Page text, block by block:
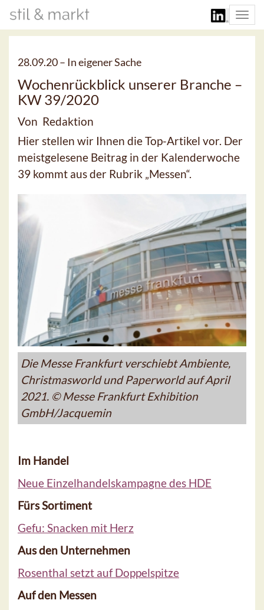
28.09.20 – In eigener Sache
Wochenrückblick unserer Branche –
KW 39/2020
Von Redaktion
Hier stellen wir Ihnen die Top-Artikel vor. Der
meistgelesene Beitrag in der Kalenderwoche
39 kommt aus der Rubrik „Messen“.
Die Messe Frankfurt verschiebt Ambiente,
Christmasworld und Paperworld auf April
2021. © Messe Frankfurt Exhibition
GmbH/Jacquemin
Im Handel
Neue Einzelhandelskampagne des HDE
Fürs Sortiment
Gefu: Snacken mit Herz
Aus den Unternehmen
Rosenthal setzt auf Doppelspitze
Auf den Messen